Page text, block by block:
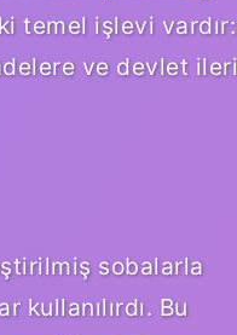
temel işlevi vardır:
ve devlet ileri
sobalarla
kullanılırdı. Bu